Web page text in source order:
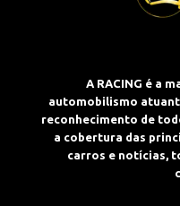
A RACING é a
automobilismo
reconhecimento de
a cobertura das
carros e notícias,